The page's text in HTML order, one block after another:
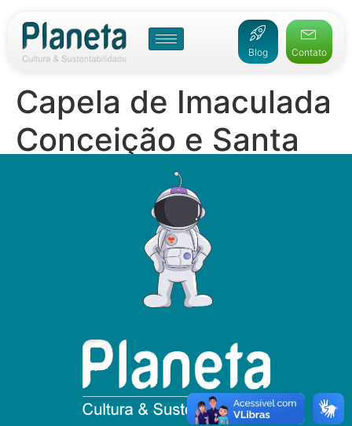
Blog Contato
Capela de Imaculada
Conceição e Santa